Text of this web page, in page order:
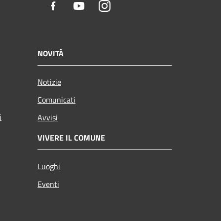
Facebook YoutubeInstagram
NOVITÀ
Notizie
Comunicati
Avvisi
VIVERE IL COMUNE
Luoghi
Eventi